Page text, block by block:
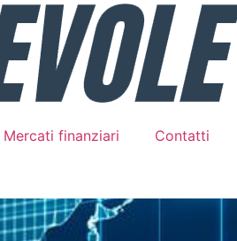
Mercati finanziari Contatti